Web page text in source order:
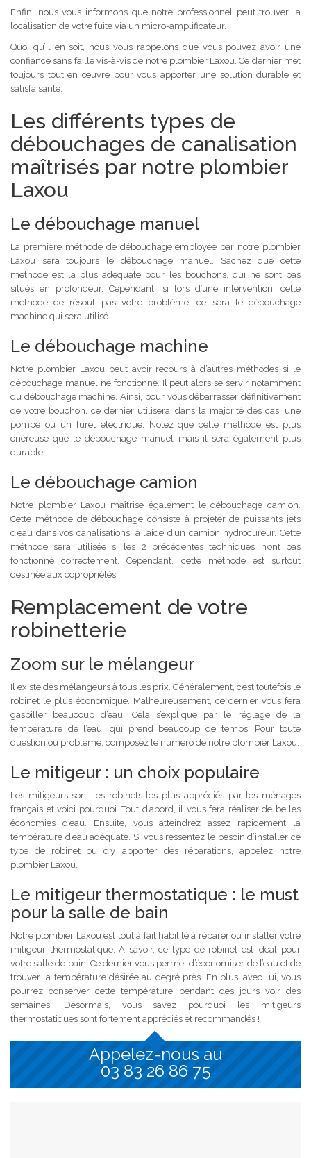
Enfin, nous vous informons que notre professionnel peut trouver la
localisation de votre fuite via un micro-amplificateur.
Quoi qu’il en soit, nous vous rappelons que vous pouvez avoir une
confiance sans faille vis-à-vis de notre plombier Laxou. Ce dernier met
toujours tout en œuvre pour vous apporter une solution durable et
satisfaisante.
Les différents types de
débouchages de canalisation
maîtrisés par notre plombier
Laxou
Le débouchage manuel
La première méthode de débouchage employée par notre plombier
Laxou sera toujours le débouchage manuel. Sachez que cette
méthode est la plus adéquate pour les bouchons, qui ne sont pas
situés en profondeur. Cependant, si lors d’une intervention, cette
méthode de résout pas votre problème, ce sera le débouchage
machine qui sera utilisé.
Le débouchage machine
Notre plombier Laxou peut avoir recours à d’autres méthodes si le
débouchage manuel ne fonctionne. Il peut alors se servir notamment
du débouchage machine. Ainsi, pour vous débarrasser définitivement
de votre bouchon, ce dernier utilisera, dans la majorité des cas, une
pompe ou un furet électrique. Notez que cette méthode est plus
onéreuse que le débouchage manuel mais il sera également plus
durable.
Le débouchage camion
Notre plombier Laxou maîtrise également le débouchage camion.
Cette méthode de débouchage consiste à projeter de puissants jets
d’eau dans vos canalisations, à l’aide d’un camion hydrocureur. Cette
méthode sera utilisée si les 2 précédentes techniques n’ont pas
fonctionné correctement. Cependant, cette méthode est surtout
destinée aux copropriétés.
Remplacement de votre
robinetterie
Zoom sur le mélangeur
Il existe des mélangeurs à tous les prix. Généralement, c’est toutefois le
robinet le plus économique. Malheureusement, ce dernier vous fera
gaspiller beaucoup d’eau. Cela s’explique par le réglage de la
température de l’eau, qui prend beaucoup de temps. Pour toute
question ou problème, composez le numéro de notre plombier Laxou.
Le mitigeur : un choix populaire
Les mitigeurs sont les robinets les plus appréciés par les ménages
français et voici pourquoi. Tout d’abord, il vous fera réaliser de belles
économies d’eau. Ensuite, vous atteindrez assez rapidement la
température d’eau adéquate. Si vous ressentez le besoin d’installer ce
type de robinet ou d’y apporter des réparations, appelez notre
plombier Laxou.
Le mitigeur thermostatique : le must
pour la salle de bain
Notre plombier Laxou est tout à fait habilité à réparer ou installer votre
mitigeur thermostatique. A savoir, ce type de robinet est idéal pour
votre salle de bain. Ce dernier vous permet d’économiser de l’eau et de
trouver la température désirée au degré près. En plus, avec lui, vous
pourrez conserver cette température pendant des jours voir des
semaines. Désormais, vous savez pourquoi les mitigeurs
thermostatiques sont fortement appréciés et recommandés !
Appelez-nous au
03 83 26 86 75